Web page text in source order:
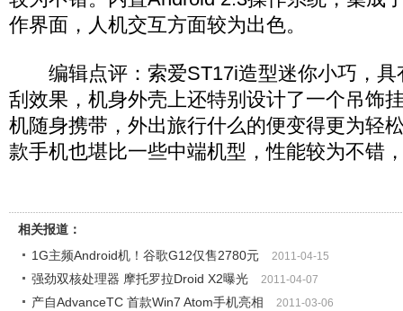
作界面，人机交互方面较为出色。
编辑点评：索爱ST17i造型迷你小巧，具
刮效果，机身外壳上还特别设计了一个吊饰
机随身携带，外出旅行什么的便变得更为轻
款手机也堪比一些中端机型，性能较为不错
相关报道：
1G主频Android机！谷歌G12仅售2780元
2011-04-15
强劲双核处理器 摩托罗拉Droid X2曝光 2011-04-07
产自AdvanceTC 首款Win7 Atom手机亮相 2011-03-06